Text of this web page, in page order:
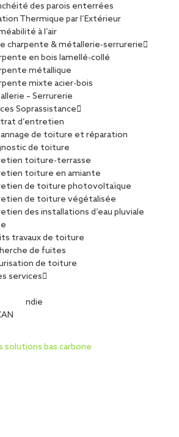
des parois enterrées
Thermique par l’Extérieur
à l’air
charpente & métallerie-serrurerie
en bois lamellé-collé
métallique
mixte acier-bois
– Serrurerie
Soprassistance
d’entretien
de toiture et réparation
de toiture
toiture-terrasse
toiture en amiante
de toiture photovoltaïque
de toiture végétalisée
des installations d’eau pluviale
travaux de toiture
de fuites
de toiture
services
Incendie
solutions bas carbone